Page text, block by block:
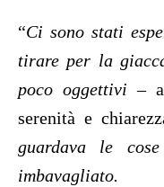
“Ci sono stati
tirare per la
poco oggettivi –
serenità e
guardava le
imbavagliato.